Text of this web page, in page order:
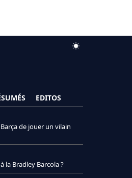
EDITOS
de jouer un vilain
la Bradley Barcola ?